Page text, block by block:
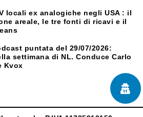
locali ex analogiche negli USA : il
areale, le tre fonti di ricavi e il
puntata del 29/07/2026:
settimana di NL. Conduce Carlo
Kvox